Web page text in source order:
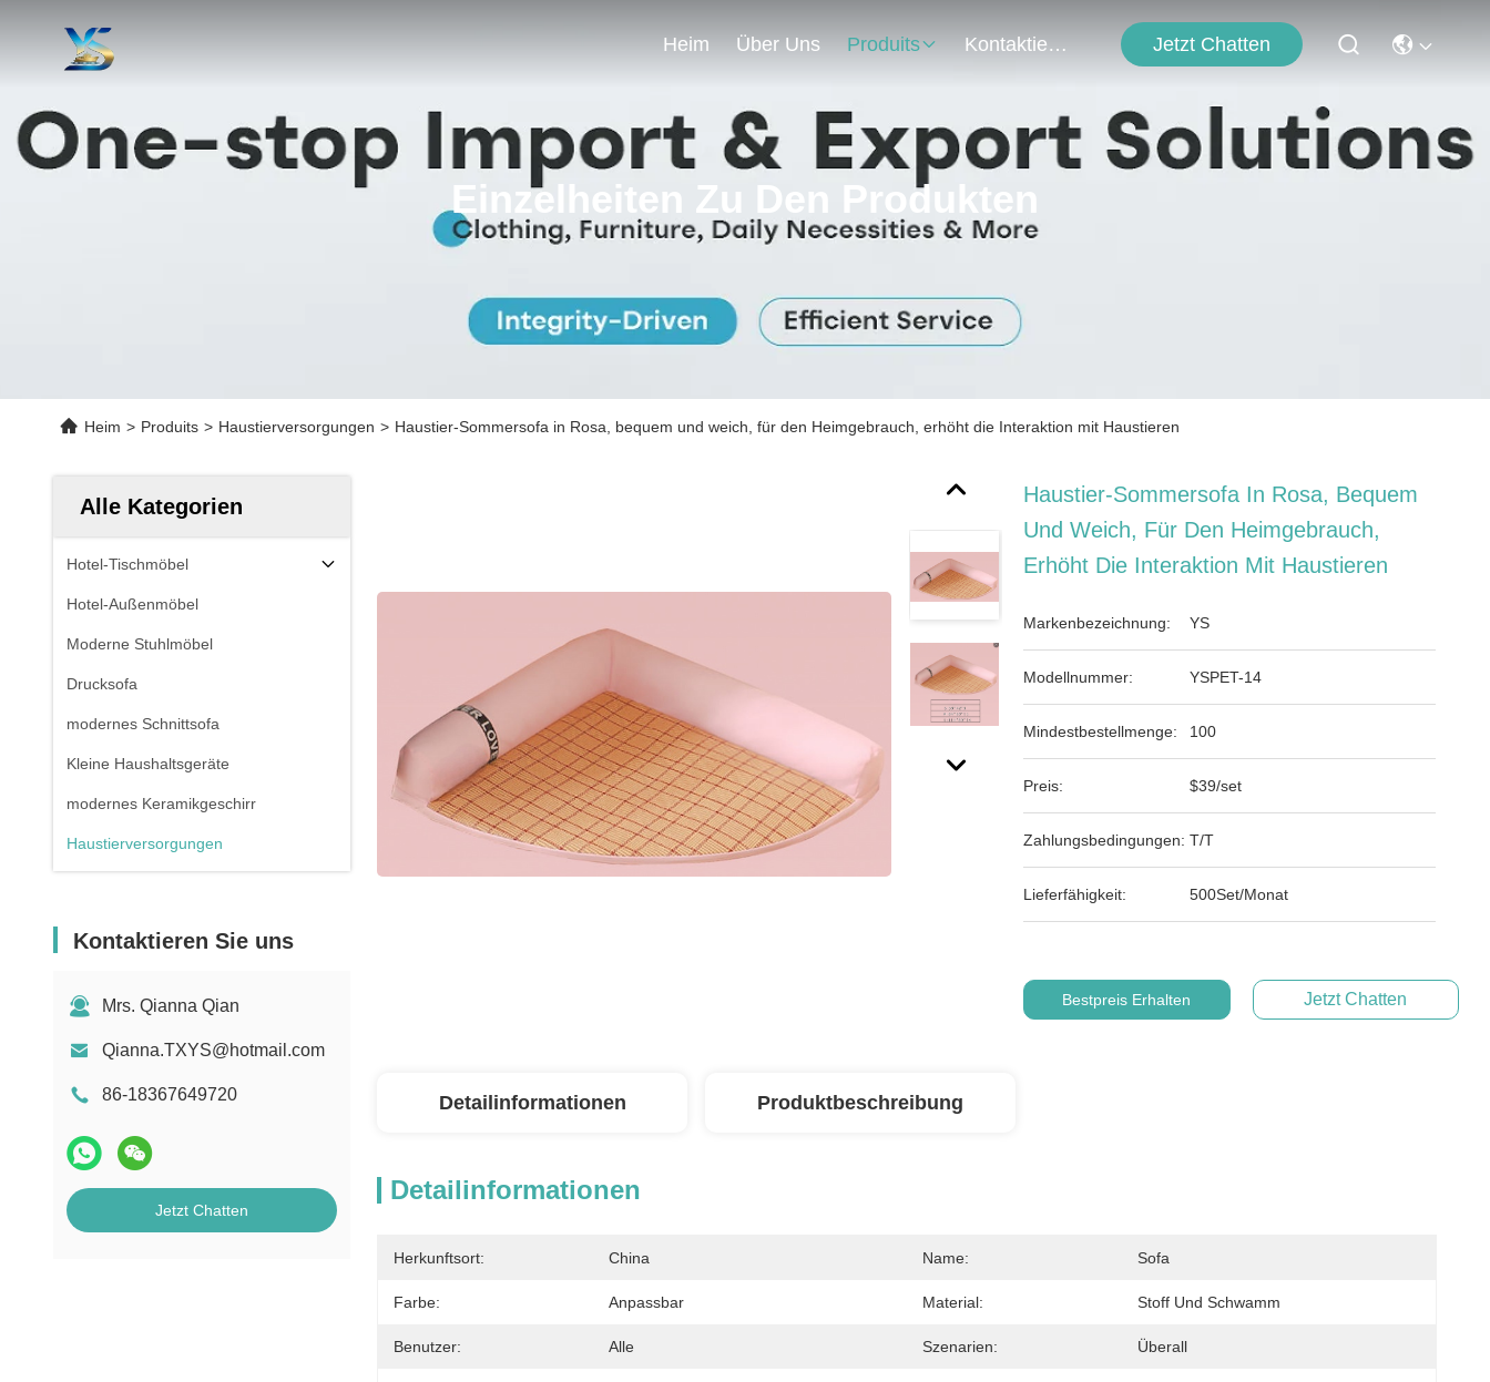
Heim Über Uns Produits Kontaktieren Sie Uns Jetzt Chatten
Einzelheiten Zu Den Produkten
Heim > Produits > Haustierversorgungen > Haustier-Sommersofa in Rosa, bequem und weich, für den Heimgebrauch, erhöht die Interaktion mit Haustieren
Alle Kategorien
Hotel-Tischmöbel
Hotel-Außenmöbel
Moderne Stuhlmöbel
Drucksofa
modernes Schnittsofa
Kleine Haushaltsgeräte
modernes Keramikgeschirr
Haustierversorgungen
Kontaktieren Sie uns
Mrs. Qianna Qian
Qianna.TXYS@hotmail.com
86-18367649720
Jetzt Chatten
Haustier-Sommersofa In Rosa, Bequem
Und Weich, Für Den Heimgebrauch,
Erhöht Die Interaktion Mit Haustieren
Markenbezeichnung: YS
Modellnummer: YSPET-14
Mindestbestellmenge: 100
Preis: $39/set
Zahlungsbedingungen: T/T
Lieferfähigkeit: 500Set/Monat
Bestpreis Erhalten Jetzt Chatten
Detailinformationen Produktbeschreibung
Detailinformationen
Herkunftsort: China Name: Sofa
Farbe: Anpassbar Material: Stoff Und Schwamm
Benutzer: Alle Szenarien: Überall